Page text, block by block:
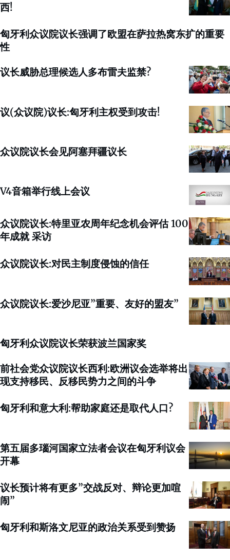
西!
匈牙利众议院议长强调了欧盟在萨拉热窝东扩的重要
性
议长威胁总理候选人多布雷夫监禁?
议(众议院)议长:匈牙利主权受到攻击!
众议院议长会见阿塞拜疆议长
V4音箱举行线上会议
众议院议长:特里亚农周年纪念机会评估 100
年成就 采访
众议院议长:对民主制度侵蚀的信任
众议院议长:爱沙尼亚”重要、友好的盟友”
匈牙利众议院议长荣获波兰国家奖
前社会党众议院议长西利:欧洲议会选举将出
现支持移民、反移民势力之间的斗争
匈牙利和意大利:帮助家庭还是取代人口?
第五届多瑙河国家立法者会议在匈牙利议会
开幕
议长预计将有更多”交战反对、辩论更加喧
闹”
匈牙利和斯洛文尼亚的政治关系受到赞扬